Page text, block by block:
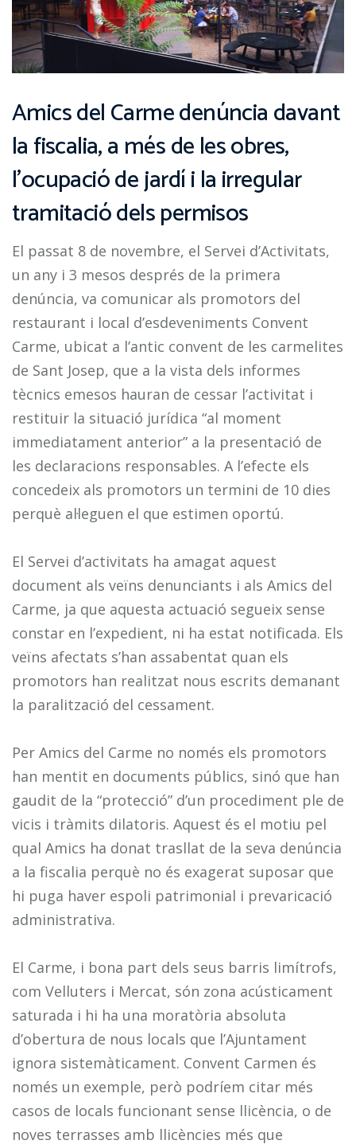
Amics del Carme denúncia davant
la fiscalia, a més de les obres,
l’ocupació de jardí i la irregular
tramitació dels permisos
El passat 8 de novembre, el Servei d’Activitats,
un any i 3 mesos després de la primera
denúncia, va comunicar als promotors del
restaurant i local d’esdeveniments Convent
Carme, ubicat a l’antic convent de les carmelites
de Sant Josep, que a la vista dels informes
tècnics emesos hauran de cessar l’activitat i
restituir la situació jurídica “al moment
immediatament anterior” a la presentació de
les declaracions responsables. A l’efecte els
concedeix als promotors un termini de 10 dies
perquè al·leguen el que estimen oportú.
El Servei d’activitats ha amagat aquest
document als veïns denunciants i als Amics del
Carme, ja que aquesta actuació segueix sense
constar en l’expedient, ni ha estat notificada. Els
veïns afectats s’han assabentat quan els
promotors han realitzat nous escrits demanant
la paralització del cessament.
Per Amics del Carme no només els promotors
han mentit en documents públics, sinó que han
gaudit de la “protecció” d’un procediment ple de
vicis i tràmits dilatoris. Aquest és el motiu pel
qual Amics ha donat trasllat de la seva denúncia
a la fiscalia perquè no és exagerat suposar que
hi puga haver espoli patrimonial i prevaricació
administrativa.
El Carme, i bona part dels seus barris limítrofs,
com Velluters i Mercat, són zona acústicament
saturada i hi ha una moratòria absoluta
d’obertura de nous locals que l’Ajuntament
ignora sistemàticament. Convent Carmen és
només un exemple, però podríem citar més
casos de locals funcionant sense llicència, o de
noves terrasses amb llicències més que